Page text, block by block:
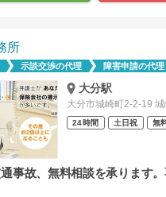
所
示談交渉の代理 障害申請の代理
大分駅
大分市城崎町2-2-19
24時間 土日祝 無
事故、無料相談を承ります